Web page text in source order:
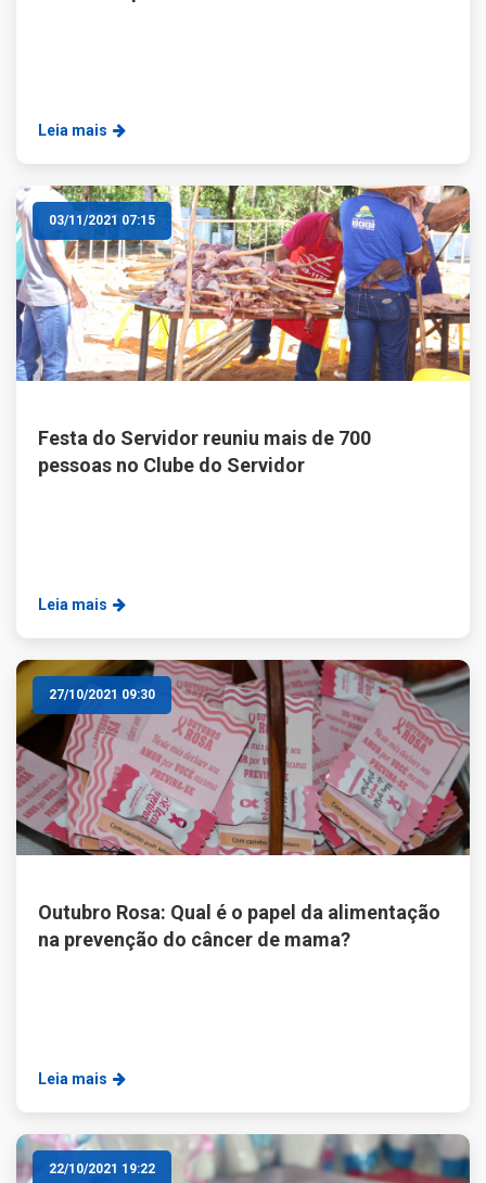
Leia mais
03/11/2021 07:15
Festa do Servidor reuniu mais de 700
pessoas no Clube do Servidor
Leia mais
27/10/2021 09:30
Outubro Rosa: Qual é o papel da alimentação
na prevenção do câncer de mama?
Leia mais
22/10/2021 19:22